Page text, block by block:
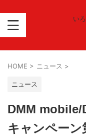
い
HOME > ニュース >
ニュース
DMM mobile/
キャンペーン